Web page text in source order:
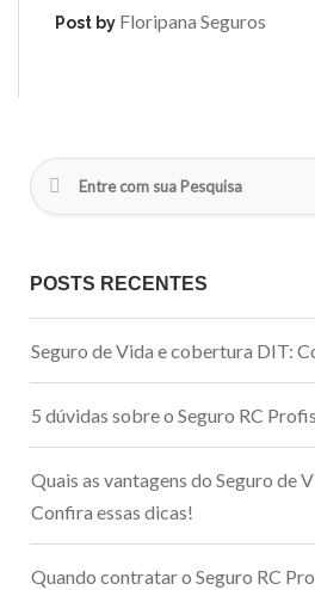
Post by Floripana Seguros
POSTS RECENTES
Seguro de Vida e cobertura DIT:
5 dúvidas sobre o Seguro RC
Quais as vantagens do Seguro de
Confira essas dicas!
Quando contratar o Seguro RC